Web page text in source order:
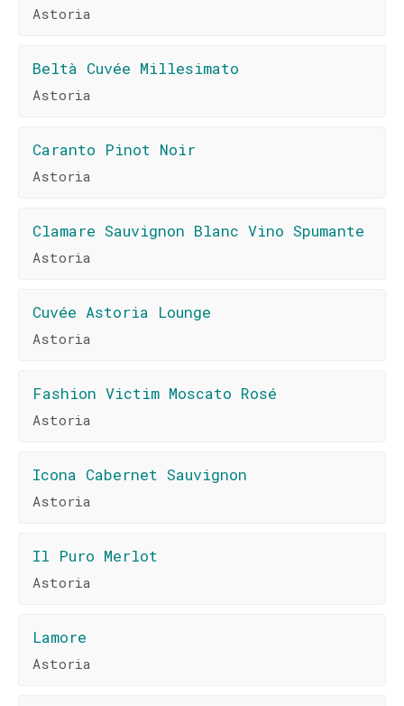
Astoria
Beltà Cuvée Millesimato
Astoria
Caranto Pinot Noir
Astoria
Clamare Sauvignon Blanc Vino Spumante
Astoria
Cuvée Astoria Lounge
Astoria
Fashion Victim Moscato Rosé
Astoria
Icona Cabernet Sauvignon
Astoria
Il Puro Merlot
Astoria
Lamore
Astoria